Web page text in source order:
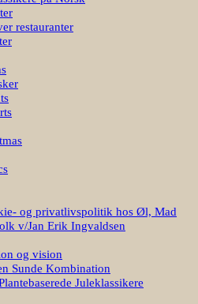
restauranter
og privatlivspolitik hos Øl, Mad
v/Jan Erik Ingvaldsen
og vision
Sunde Kombination
Juleklassikere